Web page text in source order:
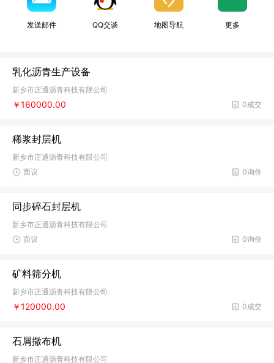
发送邮件 QQ交谈 地图导航 更多
乳化沥青生产设备
新乡市正通沥青科技有限公司
0成交
￥160000.00
稀浆封层机
新乡市正通沥青科技有限公司
0询价
面议
同步碎石封层机
新乡市正通沥青科技有限公司
0询价
面议
矿料筛分机
新乡市正通沥青科技有限公司
0成交
￥120000.00
石屑撒布机
新乡市正通沥青科技有限公司